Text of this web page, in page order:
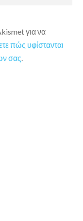
για να
πώς υφίστανται
σας.